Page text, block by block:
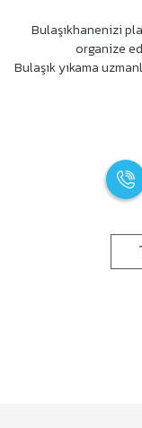
Önerildiği/
serisi/UF serisi, STR,
Bulaşıkhanenizi
organize
Bulaşık yıkama